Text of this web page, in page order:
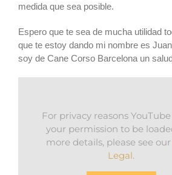
medida que sea posible.
Espero que te sea de mucha utilidad
que te estoy dando mi nombre es
soy de Cane Corso Barcelona un
For privacy reasons
your permission to be
more details, please see our
Legal.